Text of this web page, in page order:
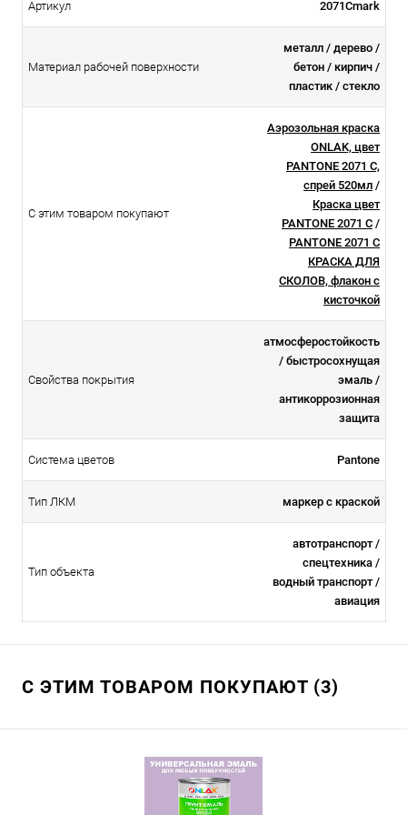
Артикул 2071Cmark
Материал рабочей поверхности
металл / дерево /
бетон / кирпич /
пластик / стекло
С этим товаром покупают
Аэрозольная краска
ONLAK, цвет
PANTONE 2071 C,
спрей 520мл /
Краска цвет
PANTONE 2071 C /
PANTONE 2071 C
КРАСКА ДЛЯ
СКОЛОВ, флакон с
кисточкой
Свойства покрытия
атмосферостойкоcть
/ быстросохнущая
эмаль /
антикоррозионная
защита
Система цветов Pantone
Тип ЛКМ маркер с краской
Тип объекта
автотранспорт /
спецтехника /
водный транспорт /
авиация
С ЭТИМ ТОВАРОМ ПОКУПАЮТ (3)